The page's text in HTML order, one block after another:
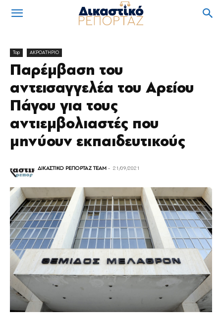
Top ΑΚΡΟΑΤΗΡΙΟ
Παρέμβαση του
αντεισαγγελέα του Αρείου
Πάγου για τους
αντιεμβολιαστές που
μηνύουν εκπαιδευτικούς
ΔΙΚΑΣΤΙΚΟ ΡΕΠΟΡΤΑΖ TEAM - 21/09/2021